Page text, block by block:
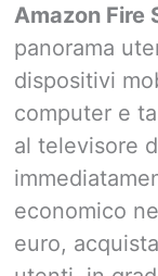
Amazon Fire
panorama
dispositivi
computer e
al televisore
economico
euro,